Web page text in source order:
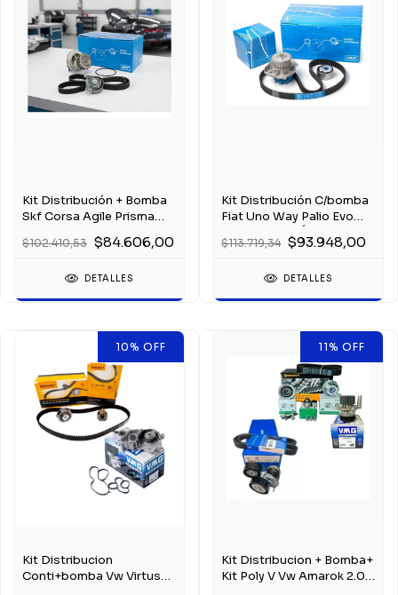
Kit Distribución + Bomba
Skf Corsa Agile Prisma
$102.410,53 $84.606,00
DETALLES
Kit Distribución C/bomba
Fiat Uno Way Palio Evo
$113.719,34 $93.948,00
DETALLES
10% OFF
Kit Distribucion
Conti+bomba Vw Virtus
11% OFF
Kit Distribucion + Bomba+
Kit Poly V Vw Amarok 2.0